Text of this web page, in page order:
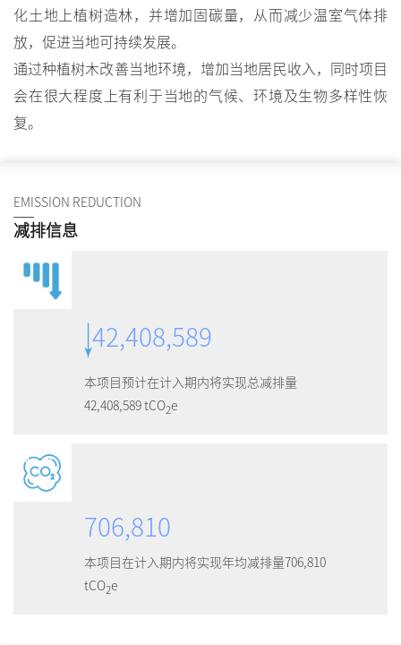
化土地上植树造林，并增加固碳量，从而减少温室气体排
放，促进当地可持续发展。
通过种植树木改善当地环境，增加当地居民收入，同时项目
会在很大程度上有利于当地的气候、环境及生物多样性恢
复。
EMISSION REDUCTION
减排信息
42,408,589
本项目预计在计入期内将实现总减排量
42,408,589tCO2e
706,810
本项目在计入期内将实现年均减排量706,810
tCO2e